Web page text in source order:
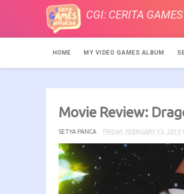
CGI: CERITA
HOME MY VIDEO GAMES ALBUM
Movie Review:
SETYA PANCA FRIDAY, FEBRUARY 15, 2019